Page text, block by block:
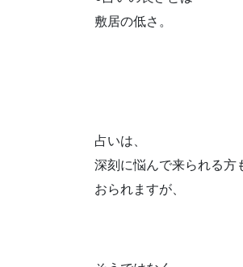
敷居の低さ。
占いは、
深刻に悩んで来られる方
おられますが、